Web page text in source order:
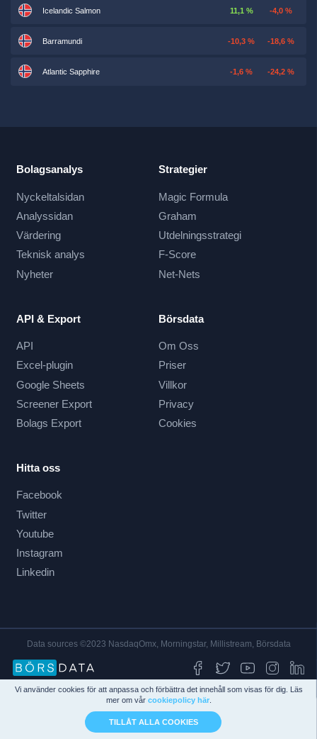
Vi använder cookies för att anpassa och förbättra det innehåll som visas för dig. Läs
mer om vår cookiepolicy här.
TILLÅT ALLA COOKIES
Icelandic Salmon 11,1 % -4,0 %
Barramundi -10,3 % -18,6 %
Atlantic Sapphire -1,6 % -24,2 %
Bolagsanalys
Nyckeltalsidan
Analyssidan
Värdering
Teknisk analys
Nyheter
Strategier
Magic Formula
Graham
Utdelningsstrategi
F-Score
Net-Nets
API & Export
API
Excel-plugin
Google Sheets
Screener Export
Bolags Export
Börsdata
Om Oss
Priser
Villkor
Privacy
Cookies
Hitta oss
Facebook
Twitter
Youtube
Instagram
Linkedin
Data sources ©2023 NasdaqOmx, Morningstar, Millistream, Börsdata